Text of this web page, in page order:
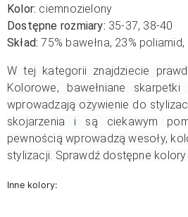
Kolor: ciemnozielony
Dostępne rozmiary: 35-37, 38-40
Skład: 75% bawełna, 23% poliamid,
W tej kategorii znajdziecie
Kolorowe, bawełniane skarpetki
wprowadzają ożywienie do
skojarzenia i są ciekawym
pewnością wprowadzą wesoły,
stylizacji. Sprawdź dostępne
Inne kolory: